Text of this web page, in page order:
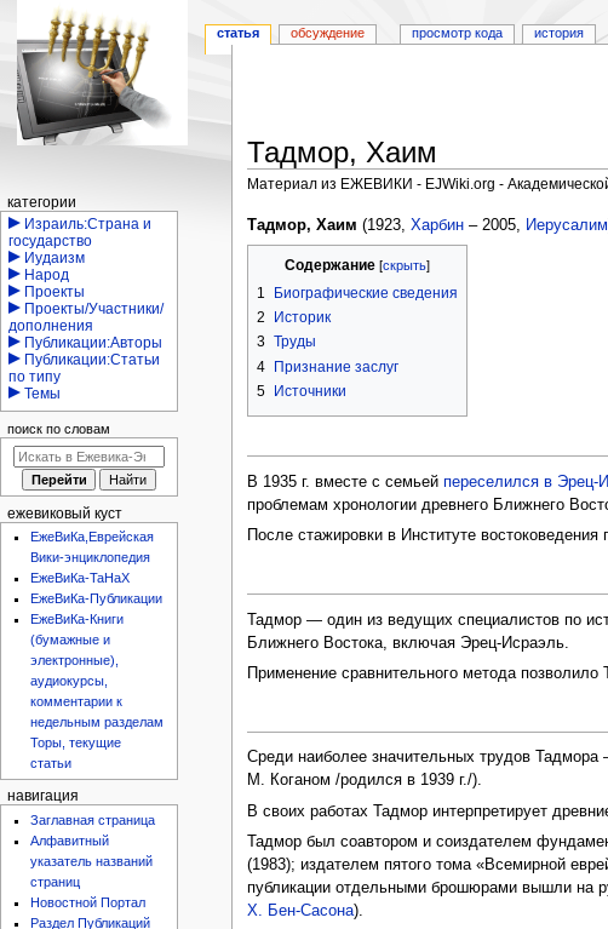
Тадмор, Хаим
Материал из ЕЖЕВИКИ - EJWiki.org -
Перейти
к
навигации
Перейти
к
поиску
Тадмор, Хаим (1923,Харбин – 2005, Иерусалим
Содержание
1
Биографические сведения
2
Историк
3 Труды
4 Признание заслуг
5 Источники
В 1935 г. вместе с семьейпереселился в Эрец-
проблемам хронологии древнего Ближнего
После стажировки в Институте
Тадмор — один из ведущих специалистов по
Ближнего Востока, включая Эрец-Исраэль.
Применение сравнительного метода позволило
Среди наиболее значительных трудов
М. Коганом /родился в 1939 г./).
В своих работах Тадмор интерпретирует
Тадмор был соавтором и соиздателем
(1983); издателем пятого тома «Всемирной
публикации отдельными брошюрами вышли на
Х. Бен-Сасона).
Навигация
статья обсуждение просмотр кода история
категории
Израиль:Страна и
государство
Иудаизм
Народ
Проекты
Проекты/Участники/
дополнения
Публикации:Авторы
Публикации:Статьи
по типу
Темы
поиск по словам
ежевиковый куст
ЕжеВиКа,Еврейская
Вики-энциклопедия
ЕжеВиКа-ТаНаХ
ЕжеВиКа-Публикации
ЕжеВиКа-Книги
(бумажные и
электронные),
аудиокурсы,
комментарии к
недельным разделам
Торы, текущие
статьи
навигация
Заглавная страница
Алфавитный
указатель названий
страниц
Новостной Портал
Раздел Публикаций